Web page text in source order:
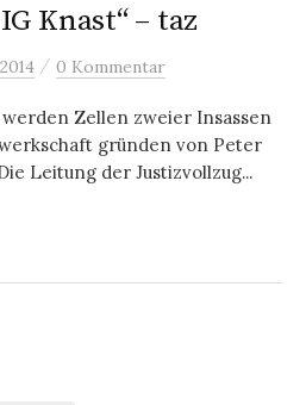
Knast“ – taz
/ 0 Kommentar
werden Zellen zweier Insassen
gründen von Peter
Leitung der Justizvollzug...